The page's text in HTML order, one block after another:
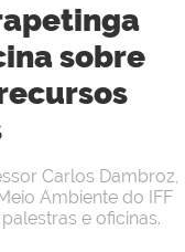
sobre
Carlos Dambroz,
Ambiente do IFF
e oficinas.